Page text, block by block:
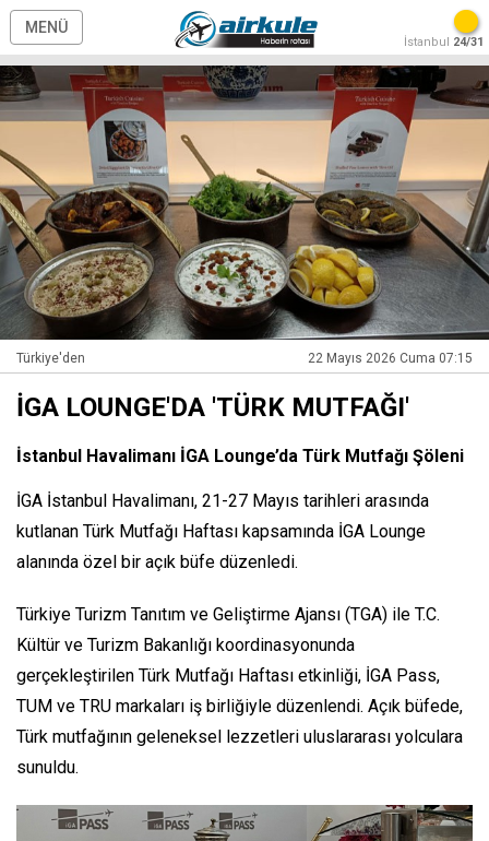
MENÜ
İstanbul 24/31
Türkiye'den 22 Mayıs 2026 Cuma 07:15
İGA LOUNGE'DA 'TÜRK MUTFAĞI'
İstanbul Havalimanı İGA Lounge’da Türk Mutfağı Şöleni
İGA İstanbul Havalimanı, 21-27 Mayıs tarihleri arasında
kutlanan Türk Mutfağı Haftası kapsamında İGA Lounge
alanında özel bir açık büfe düzenledi.
Türkiye Turizm Tanıtım ve Geliştirme Ajansı (TGA) ile T.C.
Kültür ve Turizm Bakanlığı koordinasyonunda
gerçekleştirilen Türk Mutfağı Haftası etkinliği, İGA Pass,
TUM ve TRU markaları iş birliğiyle düzenlendi. Açık büfede,
Türk mutfağının geleneksel lezzetleri uluslararası yolculara
sunuldu.